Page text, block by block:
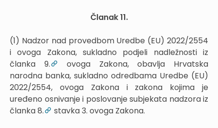
Članak 11.
(1) Nadzor nad provedbom Uredbe (EU) 2022/2554
i ovoga Zakona, sukladno podjeli nadležnosti iz
članka 9.
ovoga Zakona, obavlja Hrvatska
narodna banka, sukladno odredbama Uredbe (EU)
2022/2554, ovoga Zakona i zakona kojima je
uređeno osnivanje i poslovanje subjekata nadzora iz
članka 8.
stavka 3. ovoga Zakona.